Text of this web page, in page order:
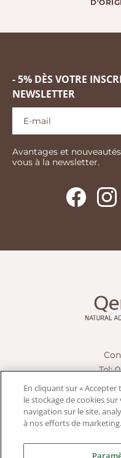
- 5% DÈS VOTRE
NEWSLETTER
Avantages et
vous à la newsletter.
Tel:
En cliquant sur « Accepter
le stockage de cookies
navigation sur le site,
à nos efforts de marketing.